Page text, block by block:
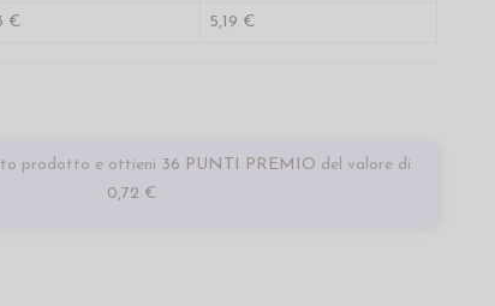
€ 5,19 €
prodotto e ottieni 36 PUNTI PREMIO del valore di
0,72 €